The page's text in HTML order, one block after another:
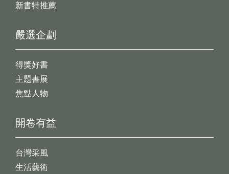
新書特推薦
開卷有益
台灣采風
生活藝術
嚴選企劃
得獎好書
主題書展
焦點人物